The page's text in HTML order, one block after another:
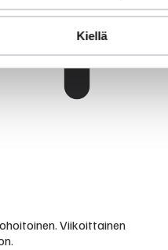
Kiellä
Viikoittainen